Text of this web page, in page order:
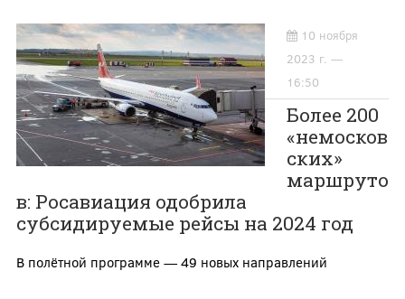
10 ноября
2023 г. —
16:50
Более 200
«немосков
ских»
маршруто
в: Росавиация одобрила
субсидируемые рейсы на 2024 год
В полётной программе — 49 новых направлений